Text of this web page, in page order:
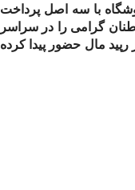
با سه اصل پرداخت
گرامی را در سراسر
مال حضور پیدا کرده